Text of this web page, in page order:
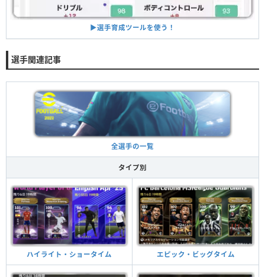
▶︎選手育成ツールを使う！
選手関連記事
全選手の一覧
タイプ別
ハイライト・ショータイム エピック・ビッグタイム